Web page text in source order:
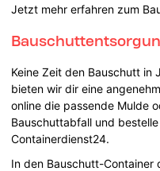
Jetzt mehr erfahren zum
Keine Zeit den Bauschutt in
bieten wir dir eine
online die passende Mulde
Bauschuttabfall und
Containerdienst24.
In den Bauschutt-Container